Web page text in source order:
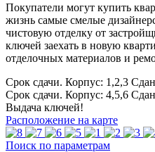
Покупатели могут купить
жизнь самые смелые
чистовую отделку от
ключей заехать в новую
отделочных материалов и
Срок сдачи. Корпус: 1,2,3 Сдан
Срок сдачи. Корпус: 4,5,6
Выдача ключей!
Расположение на карте
Поиск по параметрам